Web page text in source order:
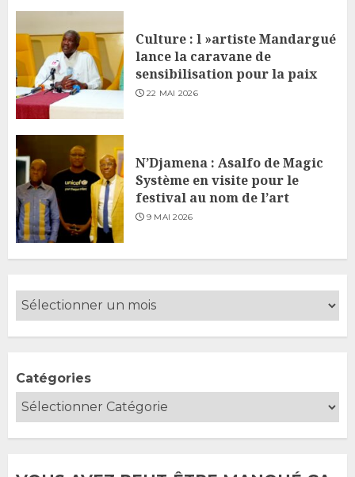
Culture : l »artiste Mandargué
lance la caravane de
sensibilisation pour la paix
22 MAI 2026
N’Djamena : Asalfo de Magic
Système en visite pour le
festival au nom de l’art
9 MAI 2026
Catégories